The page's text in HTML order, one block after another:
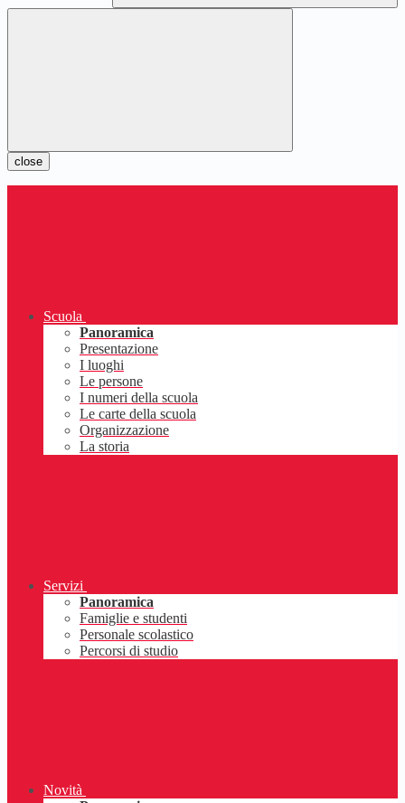
close
Scuola
Panoramica
Presentazione
I luoghi
Le persone
I numeri della scuola
Le carte della scuola
Organizzazione
La storia
Servizi
Panoramica
Famiglie e studenti
Personale scolastico
Percorsi di studio
Novità